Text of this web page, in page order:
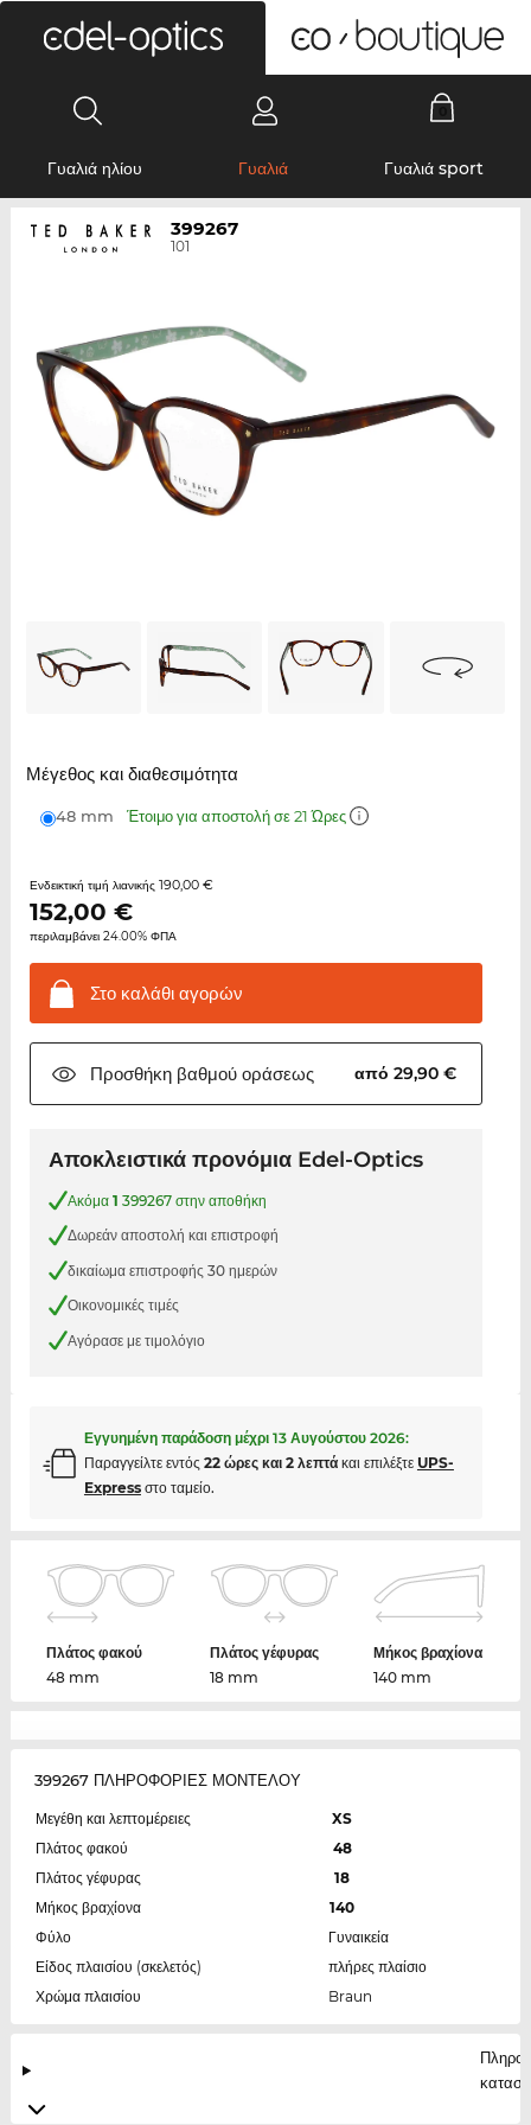
Γυαλιά ηλίου Γυαλιά Γυαλιά sport
399267
101
Μέγεθος και διαθεσιμότητα
48 mm Έτοιμο για αποστολή σε 21 Ώρες
Ενδεικτική τιμή λιανικής 190,00 €
152,00 €
περιλαμβάνει 24.00% ΦΠΑ
Στο καλάθιαγορών
Προσθήκη βαθμούοράσεως από 29,90 €
Αποκλειστικά προνόμια Edel-Optics
Ακόμα 1 399267 στην αποθήκη
Δωρεάν αποστολή και επιστροφή
δικαίωμα επιστροφής 30 ημερών
Οικονομικές τιμές
Αγόρασε με τιμολόγιο
Εγγυημένη παράδοση μέχρι 13 Αυγούστου 2026:
Παραγγείλτε εντός 22 ώρες και 2 λεπτάκαι επιλέξτε UPS-
Expressστο ταμείο.
Πλάτος φακού
48 mm
Πλάτος γέφυρας
18 mm
Μήκος βραχίονα
140 mm
399267 ΠΛΗΡΟΦΟΡΙΕΣ ΜΟΝΤΕΛΟΥ
Μεγέθη και λεπτομέρειες
XS
Πλάτος φακού
48
Πλάτος γέφυρας
18
Μήκος βραχίονα
140
Φύλο
Γυναικεία
Είδος πλαισίου (σκελετός)
πλήρες πλαίσιο
Χρώμα πλαισίου
Braun